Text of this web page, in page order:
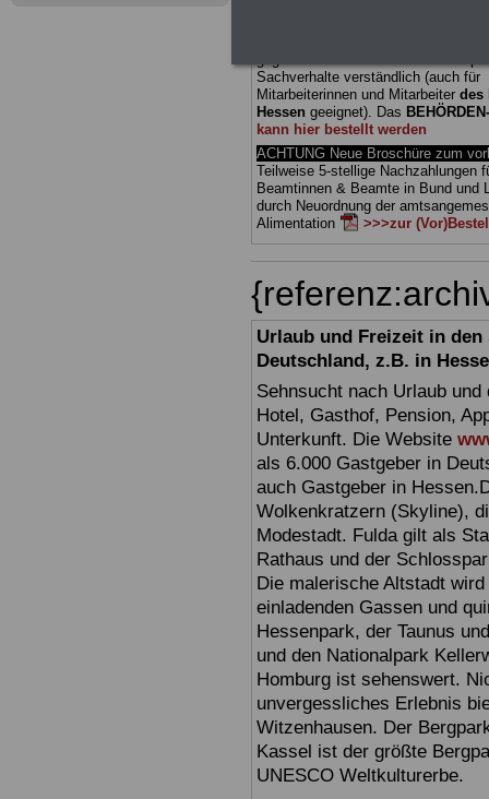
Sachverhalte verständlich (auch für
Mitarbeiterinnen und Mitarbeiter des
Hessen geeignet). Das
kann hier bestellt werden
ACHTUNG Neue Broschüre zum
Teilweise 5-stellige Nachzahlungen
Beamtinnen & Beamte in Bund und
durch Neuordnung der
Alimentation
>>>zur
Urlaub und Freizeit in
Deutschland, z.B. in
Sehnsucht nach Urlaub
Hotel, Gasthof, Pension,
Unterkunft. Die Website
als 6.000 Gastgeber in
auch Gastgeber in
Wolkenkratzern (Skyline),
Modestadt. Fulda gilt als
Rathaus und der
Die malerische Altstadt
einladenden Gassen und
Hessenpark, der Taunus
und den Nationalpark
Homburg ist sehenswert.
unvergessliches Erlebnis
Witzenhausen. Der
Kassel ist der größte
UNESCO Weltkulturerbe.